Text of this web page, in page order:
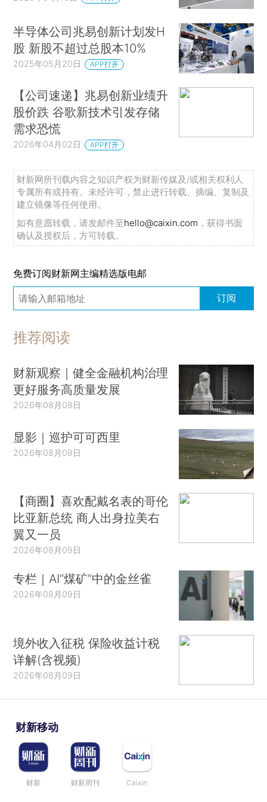
半导体公司兆易创新计划发H
股 新股不超过总股本10%
2025年05月20日 APP打开
【公司速递】兆易创新业绩升
股价跌 谷歌新技术引发存储
需求恐慌
2026年04月02日 APP打开
财新网所刊载内容之知识产权为财新传媒及/或相关权利人
专属所有或持有。未经许可，禁止进行转载、摘编、复制及
建立镜像等任何使用。
如有意愿转载，请发邮件至hello@caixin.com ，获得书面
确认及授权后，方可转载。
免费订阅财新网主编精选版电邮
订阅
推荐阅读
财新观察｜健全金融机构治理
更好服务高质量发展
2026年08月08日
显影｜巡护可可西里
2026年08月09日
【商圈】喜欢配戴名表的哥伦
比亚新总统 商人出身拉美右
翼又一员
2026年08月09日
专栏｜AI“煤矿”中的金丝雀
2026年08月09日
境外收入征税 保险收益计税
详解(含视频)
2026年08月09日
财新移动
财新 财新周刊 Caixin